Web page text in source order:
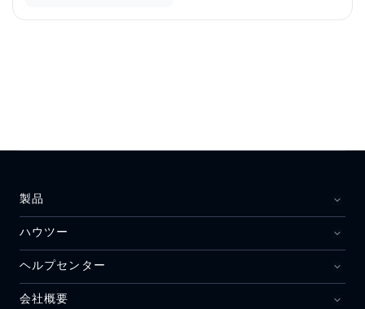
製品
ハウツー
ヘルプセンター
会社概要